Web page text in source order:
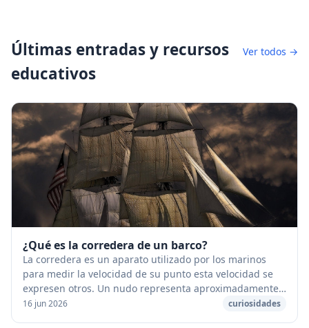
Últimas entradas y recursos
educativos
Ver todos →
¿Qué es la corredera de un barco?
La corredera es un aparato utilizado por los marinos
para medir la velocidad de su punto esta velocidad se
expresen otros. Un nudo representa aproximadamente
2 km/h. La velocidad de un barco se expres...
16 jun 2026 curiosidades